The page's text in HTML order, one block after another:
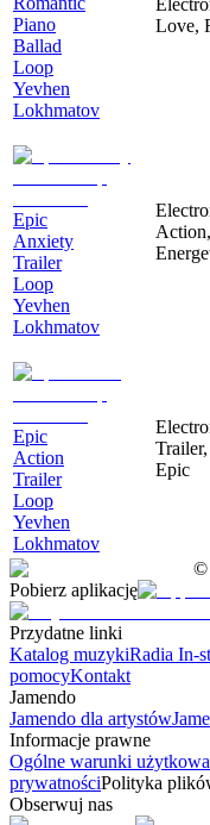
Piano
Ballad
Loop
Yevhen
Lokhmatov
Love,
Epic
Anxiety
Trailer
Loop
Yevhen
Lokhmatov
Epic
Action
Trailer
Loop
Yevhen
Lokhmatov
Epic
©
Pobierz aplikację
Przydatne linki
Katalog muzykiRadia In-
pomocyKontakt
Jamendo
Jamendo dla artystów
Informacje prawne
Ogólne warunki
prywatnościPolityka
Obserwuj nas